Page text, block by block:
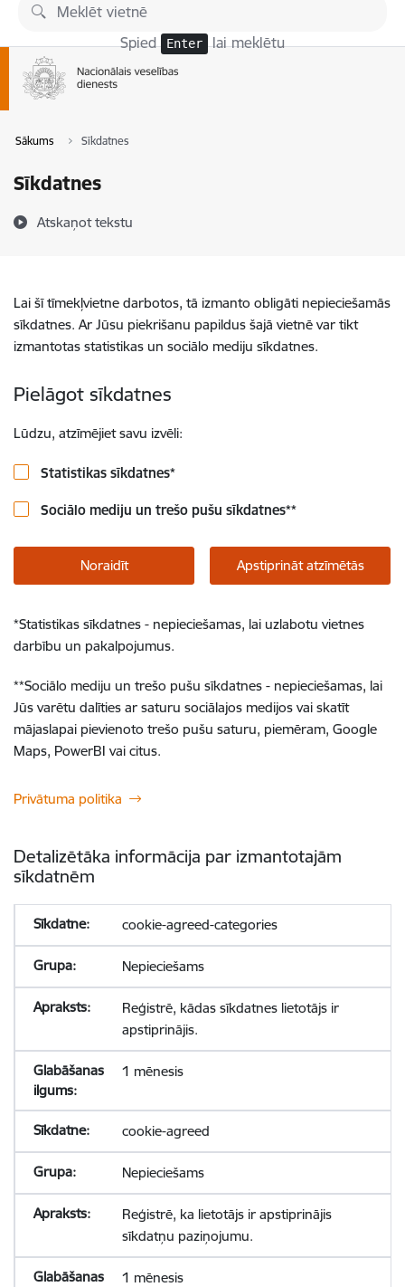
Pāriet uz lapas saturu
Spied Enter lai meklētu
Sākums Sīkdatnes
Sīkdatnes
Atskaņot tekstu
Lai šī tīmekļvietne darbotos, tā izmanto obligāti nepieciešamās
sīkdatnes. Ar Jūsu piekrišanu papildus šajā vietnē var tikt
izmantotas statistikas un sociālo mediju sīkdatnes.
Pielāgot sīkdatnes
Lūdzu, atzīmējiet savu izvēli:
Statistikas sīkdatnes*
Sociālo mediju un trešo pušu sīkdatnes**
Noraidīt Apstiprināt atzīmētās
*Statistikas sīkdatnes - nepieciešamas, lai uzlabotu vietnes
darbību un pakalpojumus.
**Sociālo mediju un trešo pušu sīkdatnes - nepieciešamas, lai
Jūs varētu dalīties ar saturu sociālajos medijos vai skatīt
mājaslapai pievienoto trešo pušu saturu, piemēram, Google
Maps, PowerBI vai citus.
Privātuma politika
Detalizētāka informācija par izmantotajām
sīkdatnēm
cookie-agreed-categories
Nepieciešams
Reģistrē, kādas sīkdatnes lietotājs ir
apstiprinājis.
1 mēnesis
cookie-agreed
Nepieciešams
Reģistrē, ka lietotājs ir apstiprinājis
sīkdatņu paziņojumu.
1 mēnesis